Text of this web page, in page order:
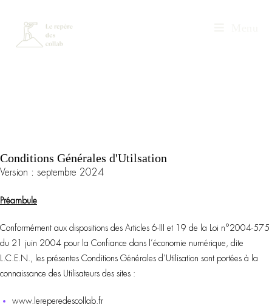
Conditions Générales d'Utilsation
Version : septembre 2024
Préambule
Conformément aux dispositions des Articles 6-III et 19 de la Loi n°2004-575
du 21 juin 2004 pour la Confiance dans l’économie numérique, dite
L.C.E.N., les présentes Conditions Générales d’Utilisation sont portées à la
connaissance des Utilisateurs des sites :
www.lereperedescollab.fr